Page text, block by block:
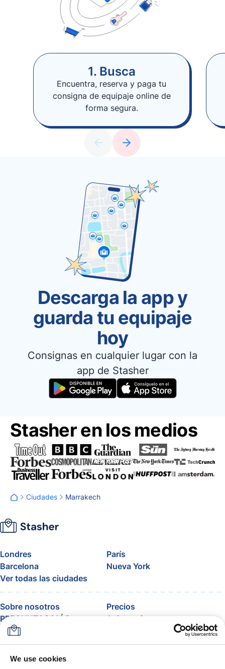
We use cookies
1. Busca
Encuentra, reserva y paga tu
consigna de equipaje online de
forma segura.
Descarga la app y
guarda tu equipaje
hoy
Consignas en cualquier lugar con la
app de Stasher
Stasher en los medios
Ciudades Marrakech
Londres
París
Barcelona
Nueva York
Ver todas las ciudades
Sobre nosotros
Precios
PREGUNTAS MÁS
FRECUENTES
Asistencia
Blog
Únete al programa de